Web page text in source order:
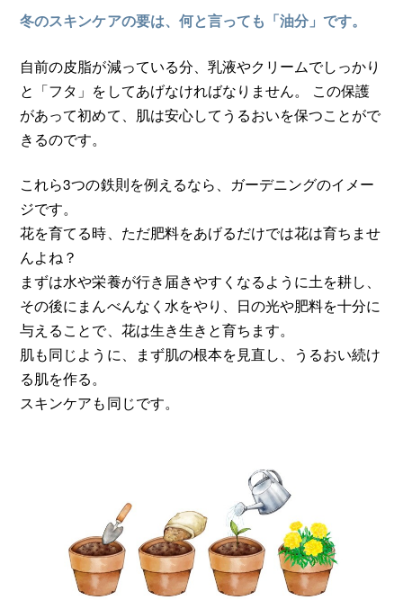
冬のスキンケアの要は、何と言っても「油分」です。
自前の皮脂が減っている分、乳液やクリームでしっかり
と「フタ」をしてあげなければなりません。 この保護
があって初めて、肌は安心してうるおいを保つことがで
きるのです。
これら3つの鉄則を例えるなら、ガーデニングのイメー
ジです。
花を育てる時、ただ肥料をあげるだけでは花は育ちませ
んよね？
まずは水や栄養が行き届きやすくなるように土を耕し、
その後にまんべんなく水をやり、日の光や肥料を十分に
与えることで、花は生き生きと育ちます。
肌も同じように、まず肌の根本を見直し、うるおい続け
る肌を作る。
スキンケアも同じです。